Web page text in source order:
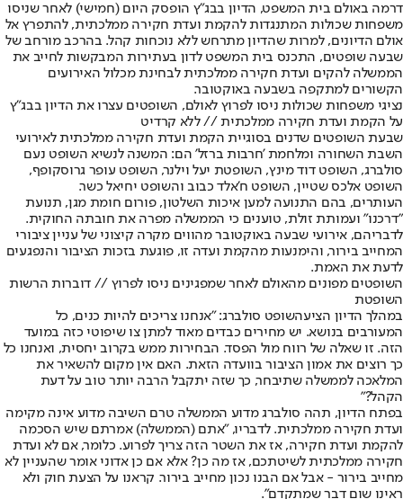
דרמה באולם בית המשפט, הדיון בבג"ץ הופסק היום (חמישי) לאחר שניסו
משפחות שכולות המתנגדות להקמת ועדת חקירה ממלכתית, להתפרץ אל
אולם הדיונים, למרות שהדיון מתרחש ללא נוכחות קהל. בהרכב מורחב של
שבעה שופטים, התכנס בית המשפט לדון בעתירות המבקשות לחייב את
הממשלה להקים ועדת חקירה ממלכתית לבחינת מכלול האירועים
הקשורים למתקפה בשבעה באוקטובר.
נציגי משפחות שכולות ניסו לפרוץ לאולם, השופטים עצרו את הדיון בבג"ץ
על הקמת ועדת חקירה ממלכתית // ללא קרדיט
שבעת השופטים שדנים בסוגיית הקמת ועדת חקירה ממלכתית לאירועי
השבת השחורה ומלחמת 'חרבות ברזל' הם: המשנה לנשיא השופט נעם
סולברג, השופט דוד מינץ, השופטת יעל וילנר, השופט עופר גרוסקופף,
השופט אלכס שטיין, השופט ח'אלד כבוב והשופט יחיאל כשר.
העותרים, בהם התנועה למען איכות השלטון, פורום חומת מגן, תנועת
"דרכנו" ועמותת זולת, טוענים כי הממשלה מפרה את חובתה החוקית.
לדבריהם, אירועי שבעה באוקטובר מהווים מקרה קיצוני של עניין ציבורי
המחייב בירור, והימנעות מהקמת ועדה זו, פוגעת בזכות הציבור והנפגעים
לדעת את האמת.
השופטים מפונים מהאולם לאחר שמפגינים ניסו לפרוץ // דוברות הרשות
השופטת
במהלך הדיון הציעהשופט סולברג: "אנחנו צריכים להיות כנים, כל
המעורבים בנושא. יש מחירים כבדים מאוד למתן צו שיפוטי כזה במועד
הזה. זו שאלה של רווח מול הפסד. הבחירות ממש בקרוב יחסית, ואנחנו כל
כך רוצים את אמון הציבור בוועדה הזאת. האם אין מקום להשאיר את
המלאכה לממשלה שתיבחר, כך שזה יתקבל הרבה יותר טוב על דעת
הקהל?"
בפתח הדיון, תהה סולברג מדוע הממשלה טרם השיבה מדוע אינה מקימה
ועדת חקירה ממלכתית. לדבריו, "אתם (הממשלה) אמרתם שיש הסכמה
להקמת ועדת חקירה, אז את השטר הזה צריך לפרוע. כלומר, אם לא ועדת
חקירה ממלכתית לשיטתכם, אז מה כן? אלא אם כן אדוני אומר שהעניין לא
מחייב בירור - אבל אם הבנו נכון מחייב בירור. קראנו על הצעת חוק ולא
ראינו שום דבר שמתקדם".